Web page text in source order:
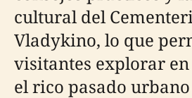
cultural del
Vladykino, lo que
visitantes explorar
el rico pasado